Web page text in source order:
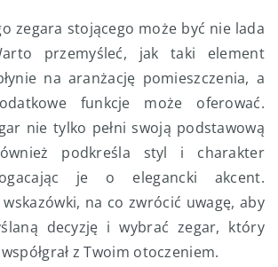
zegara stojącego może być nie lada
przemyśleć, jak taki element
na aranżację pomieszczenia, a
funkcje może oferować.
nie tylko pełni swoją podstawową
podkreśla styl i charakter
je o elegancki akcent.
na co zwrócić uwagę, aby
decyzję i wybrać zegar, który
z Twoim otoczeniem.